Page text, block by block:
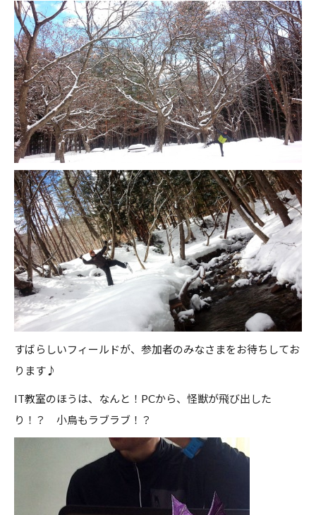
すばらしいフィールドが、参加者のみなさまをお待ちしてお
ります♪
IT教室のほうは、なんと！PCから、怪獣が飛び出した
り！？ 小鳥もラブラブ！？